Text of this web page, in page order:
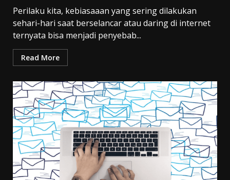
Perilaku kita, kebiasaaan yang sering dilakukan
sehari-hari saat berselancar atau daring di internet
ternyata bisa menjadi penyebab...
Read More